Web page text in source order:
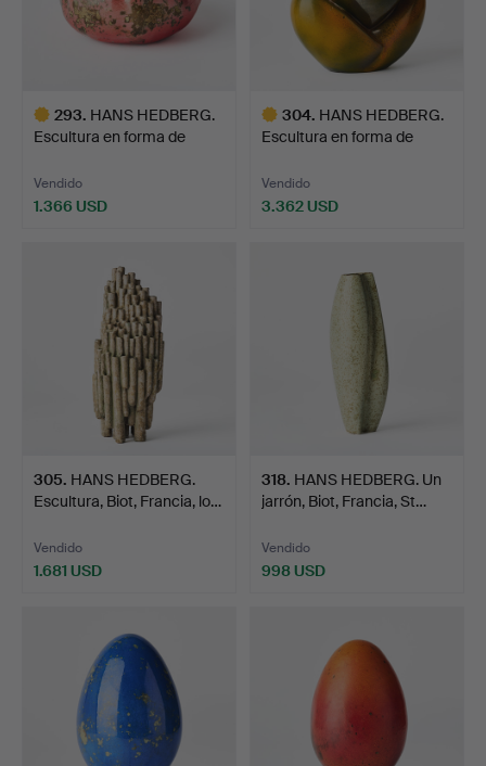
293. HANS HEDBERG.
Escultura en forma de
Vendido
1.366 USD
304. HANS HEDBERG.
Escultura en forma de
Vendido
3.362 USD
305. HANS HEDBERG.
Escultura, Biot, Francia, lo…
Vendido
1.681 USD
318. HANS HEDBERG. Un
jarrón, Biot, Francia, St…
Vendido
998 USD